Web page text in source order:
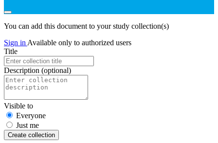
You can add this document to your study collection(s)
Sign in Available only to authorized users
Title
Description (optional)
Visible to
Everyone
Just me
Create collection